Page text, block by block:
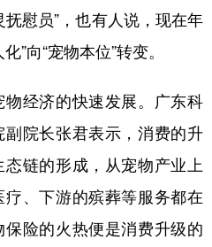
慰员”，也有人说，现在年
”向“宠物本位”转变。
经济的快速发展。广东科
院长张君表示，消费的升
链的形成，从宠物产业上
、下游的殡葬等服务都在
险的火热便是消费升级的